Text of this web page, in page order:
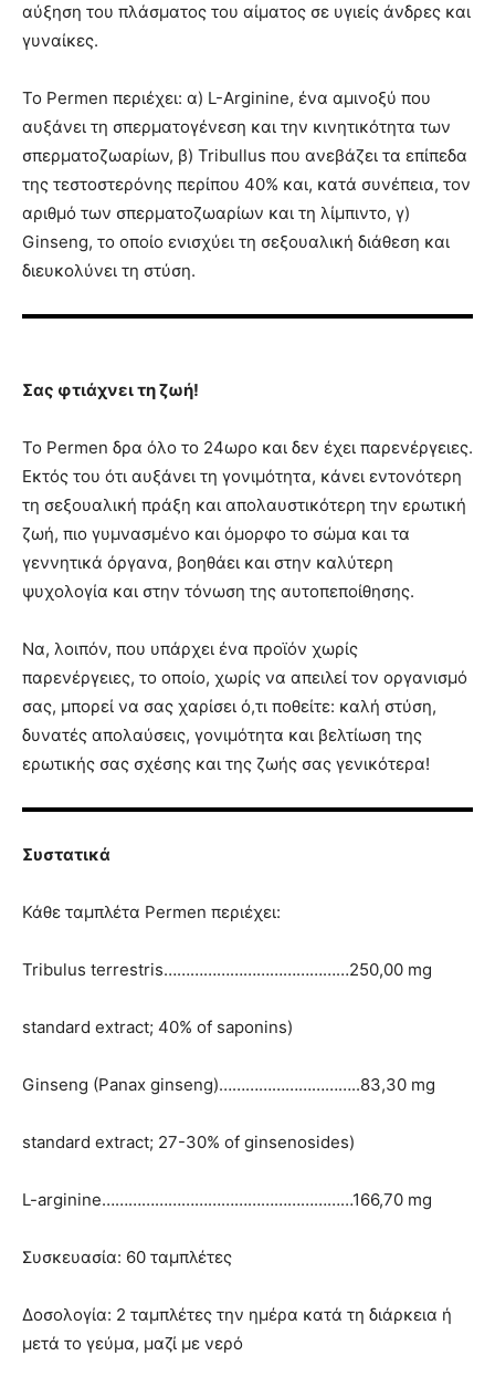
αύξηση του πλάσματος του αίματος σε υγιείς άνδρες και
γυναίκες.
Το Permen περιέχει: α) L-Arginine, ένα αμινοξύ που
αυξάνει τη σπερματογένεση και την κινητικότητα των
σπερματοζωαρίων, β) Tribullus που ανεβάζει τα επίπεδα
της τεστοστερόνης περίπου 40% και, κατά συνέπεια, τον
αριθμό των σπερματοζωαρίων και τη λίμπιντο, γ)
Ginseng, το οποίο ενισχύει τη σεξουαλική διάθεση και
διευκολύνει τη στύση.
Σας φτιάχνει τη ζωή!
Το Permen δρα όλο το 24ωρο και δεν έχει παρενέργειες.
Εκτός του ότι αυξάνει τη γονιμότητα, κάνει εντονότερη
τη σεξουαλική πράξη και απολαυστικότερη την ερωτική
ζωή, πιο γυμνασμένο και όμορφο το σώμα και τα
γεννητικά όργανα, βοηθάει και στην καλύτερη
ψυχολογία και στην τόνωση της αυτοπεποίθησης.
Να, λοιπόν, που υπάρχει ένα προϊόν χωρίς
παρενέργειες, το οποίο, χωρίς να απειλεί τον οργανισμό
σας, μπορεί να σας χαρίσει ό,τι ποθείτε: καλή στύση,
δυνατές απολαύσεις, γονιμότητα και βελτίωση της
ερωτικής σας σχέσης και της ζωής σας γενικότερα!
Συστατικά
Κάθε ταμπλέτα Permen περιέχει:
Tribulus terrestris……………………………………250,00 mg
standard extract; 40% of saponins)
Ginseng (Panax ginseng)…………………………..83,30 mg
standard extract; 27-30% of ginsenosides)
L-arginine…………………………………………………166,70 mg
Συσκευασία: 60 ταμπλέτες
Δοσολογία: 2 ταμπλέτες την ημέρα κατά τη διάρκεια ή
μετά το γεύμα, μαζί με νερό